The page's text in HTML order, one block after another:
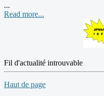
...
Read more...
Fil d'actualité introuvable
Haut de page